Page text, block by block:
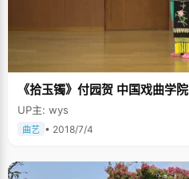
《拾玉镯》付园贺 中国戏曲学院
UP主: wys
曲艺 • 2018/7/4